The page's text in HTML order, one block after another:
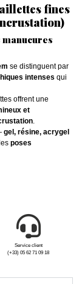
fines
se distinguent par
intenses qui
offrent une
et
.
gel, résine, acrygel
poses
Service client
(+33) 05 62 71 09 18